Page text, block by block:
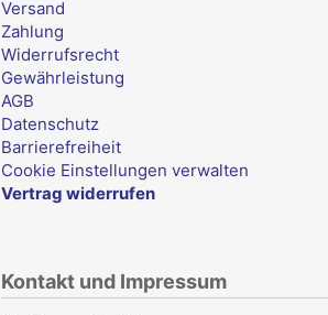
Versand
Zahlung
Widerrufsrecht
Gewährleistung
AGB
Datenschutz
Barrierefreiheit
Cookie Einstellungen verwalten
Vertrag widerrufen
Kontakt und Impressum